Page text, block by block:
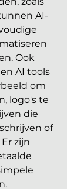
AI-
Ook
AI tools
om
logo's te
die
of
zijn